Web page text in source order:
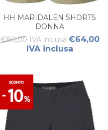
HH MARIDALEN SHORTS
DONNA
€80,00 IVA inclusa €64,00
IVA inclusa